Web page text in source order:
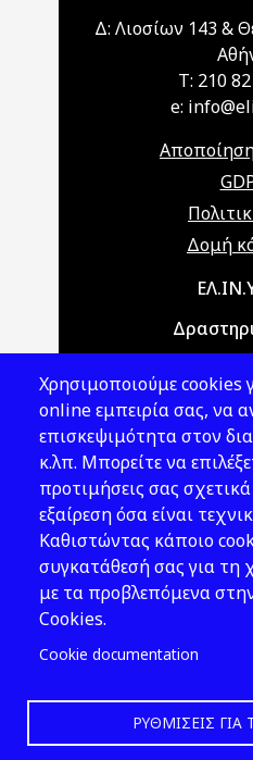
Δ: Λιοσίων 143 &
T: 210
e:
Δομή
Main navigation
Νέα -
Χρησιμοποιούμε cookies
online εμπειρία σας, να
επισκεψιμότητα στον
κ.λπ. Μπορείτε να
προτιμήσεις σας
εξαίρεση όσα είναι
Καθιστώντας κάποιο
συγκατάθεσή σας για
με τα προβλεπόμενα
Cookies.
Cookie documentation
ΡΥΘΜΊΣΕΙΣ ΓΙΑ